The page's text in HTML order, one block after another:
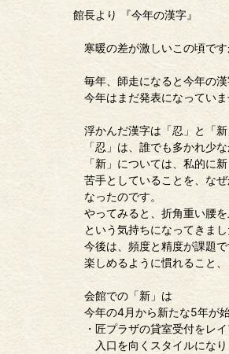
館長より 『今年の漢字』
寒暖の差が激しいこの頃で
毎年、師走になると今年の
今年はまだ発表になってい
浮かんだ漢字は「忍」と「新
「忍」は、誰でも多かれ少
「新」については、私的に
苦手としていることを、な
なったのです。
やってみると、折角重い腰
という気持ちになってきまし
今後は、頻度と精度が課題
楽しめるように慣れること、
会館での「新」は
今年の4月から新たな5年が始
・匠プラザの貸室受付をレ
入口を向くスタイルになり